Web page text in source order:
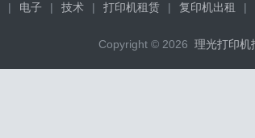
| 电子 | 技术 | 打印机租赁 | 复印机出租 |
Copyright © 2026 理光打印机